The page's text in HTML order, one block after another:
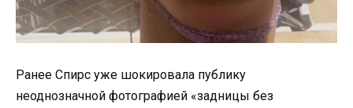
Ранее Спирс уже шокировала публику
неоднозначной фотографией «задницы без